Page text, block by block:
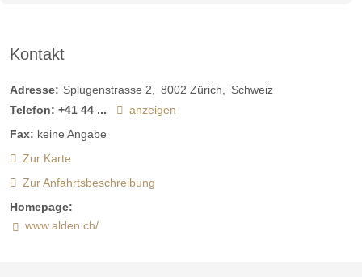
Kontakt
Adresse: Splugenstrasse 2 8002 Zürich
Schweiz
Telefon: +41 44 ...
anzeigen
Fax: keine Angabe
Zur Karte
Zur Anfahrtsbeschreibung
Homepage:
www.alden.ch/